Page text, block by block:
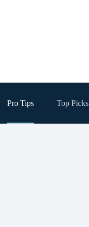
Pro Tips Top Picks